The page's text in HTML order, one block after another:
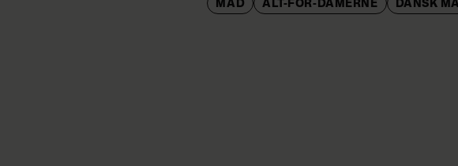
MAD ALT-FOR-DAMERNE DANSK